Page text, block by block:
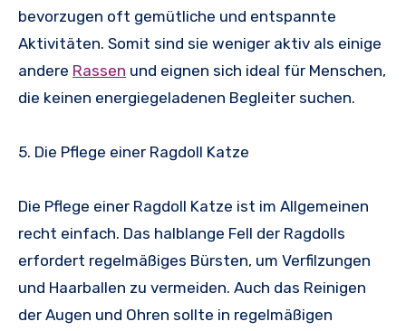
bevorzugen oft gemütliche und entspannte
Aktivitäten. Somit sind sie weniger aktiv als einige
andere Rassen und eignen sich ideal für Menschen,
die keinen energiegeladenen Begleiter suchen.
5. Die Pflege einer Ragdoll Katze
Die Pflege einer Ragdoll Katze ist im Allgemeinen
recht einfach. Das halblange Fell der Ragdolls
erfordert regelmäßiges Bürsten, um Verfilzungen
und Haarballen zu vermeiden. Auch das Reinigen
der Augen und Ohren sollte in regelmäßigen